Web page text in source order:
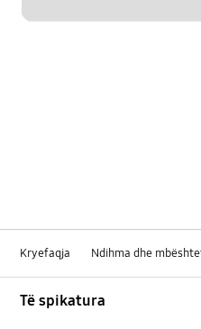
Kryefaqja Ndihma dhe
Të spikatura